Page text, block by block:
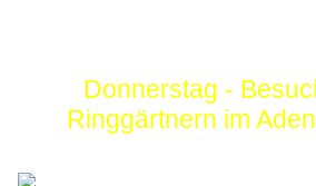
Donnerstag -
Ringgärtnern im